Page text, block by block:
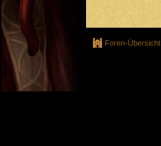
Foren-Übersicht